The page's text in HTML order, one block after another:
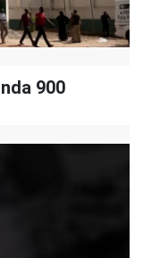
900